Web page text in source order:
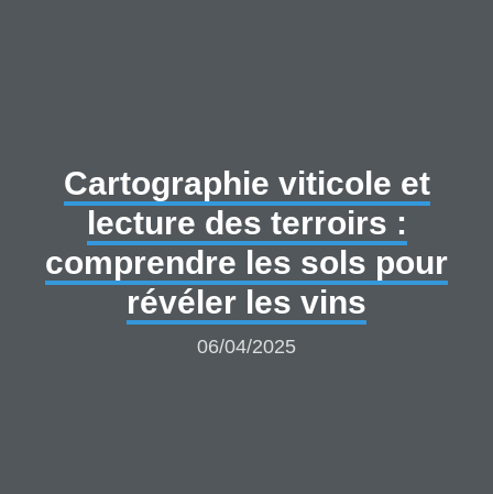
Cartographie viticole et
lecture des terroirs :
comprendre les sols pour
révéler les vins
06/04/2025